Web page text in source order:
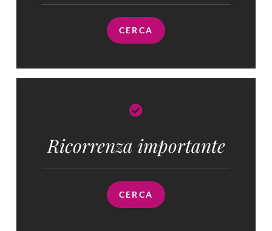
CERCA
Ricorrenza importante
CERCA